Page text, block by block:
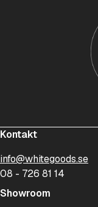
Kontakt
info@whitegoods.se
08 - 726 81 14
Showroom